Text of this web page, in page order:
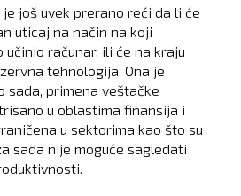
još uvek prerano reći da li će
uticaj na način na koji
učinio računar, ili će na kraju
tehnologija. Ona je
sada, primena veštačke
u oblastima finansija i
u sektorima kao što su
sada nije moguće sagledati